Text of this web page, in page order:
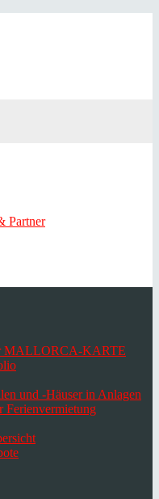
MALLORCA-KARTE
und -Häuser in Anlagen
Ferienvermietung